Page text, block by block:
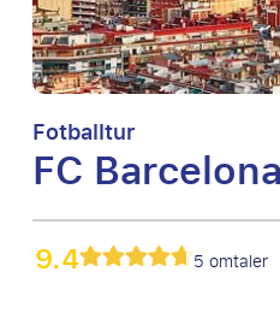
Fotballtur
FC Barcelona
9.4 5 omtaler